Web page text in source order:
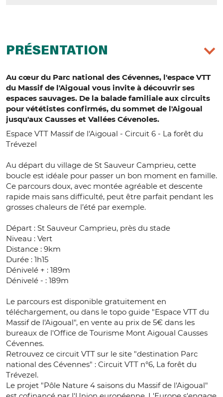
PRÉSENTATION
Au cœur du Parc national des Cévennes, l'espace VTT
du Massif de l'Aigoual vous invite à découvrir ses
espaces sauvages. De la balade familiale aux circuits
pour vététistes confirmés, du sommet de l'Aigoual
jusqu'aux Causses et Vallées Cévenoles.
Espace VTT Massif de l'Aigoual - Circuit 6 - La forêt du
Trévezel
Au départ du village de St Sauveur Camprieu, cette
boucle est idéale pour passer un bon moment en famille.
Ce parcours doux, avec montée agréable et descente
rapide mais sans difficulté, peut être parfait pendant les
grosses chaleurs de l’été par exemple.
Départ : St Sauveur Camprieu, près du stade
Niveau : Vert
Distance : 9km
Durée : 1h15
Dénivelé + : 189m
Dénivelé - : 189m
Le parcours est disponible gratuitement en
téléchargement, ou dans le topo guide "Espace VTT du
Massif de l'Aigoual", en vente au prix de 5€ dans les
bureaux de l'Office de Tourisme Mont Aigoual Causses
Cévennes.
Retrouvez ce circuit VTT sur le site "destination Parc
national des Cévennes" : Circuit VTT n°6, La forêt du
Trévezel.
Le projet "Pôle Nature 4 saisons du Massif de l'Aigoual"